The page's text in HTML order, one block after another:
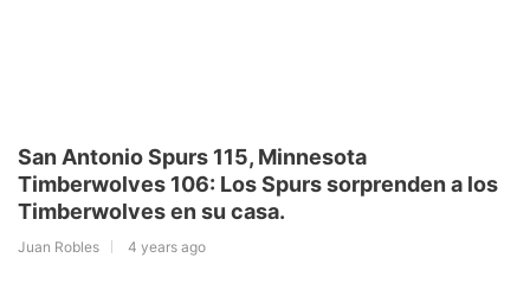
San Antonio Spurs 115, Minnesota
Timberwolves 106: Los Spurs sorprenden a los
Timberwolves en su casa.
Juan Robles 4 years ago